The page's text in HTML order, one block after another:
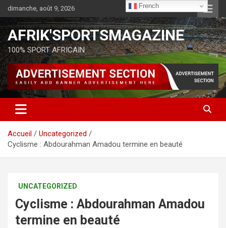
dimanche, août 9, 2026
AFRIK'SPORTSMAGAZINE
100% SPORT AFRICAIN
Accueil
Uncategorized
Cyclisme : Abdourahman Amadou termine en beauté
UNCATEGORIZED
Cyclisme : Abdourahman Amadou
termine en beauté
French